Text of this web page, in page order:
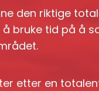
den riktige
bruke tid på å
etter en